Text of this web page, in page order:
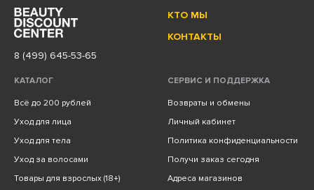
КТО МЫ
КОНТАКТЫ
8 (499) 645-53-65
КАТАЛОГ
Всё до 200 рублей
Уход для лица
Уход для тела
Уход за волосами
Товары для взрослых (18+)
СЕРВИС И ПОДДЕРЖКА
Возвраты и обмены
Личный кабинет
Политика конфиденциальности
Получи заказ сегодня
Адреса магазинов